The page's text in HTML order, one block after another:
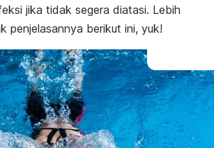
jika tidak segera diatasi. Lebih
penjelasannya berikut ini, yuk!